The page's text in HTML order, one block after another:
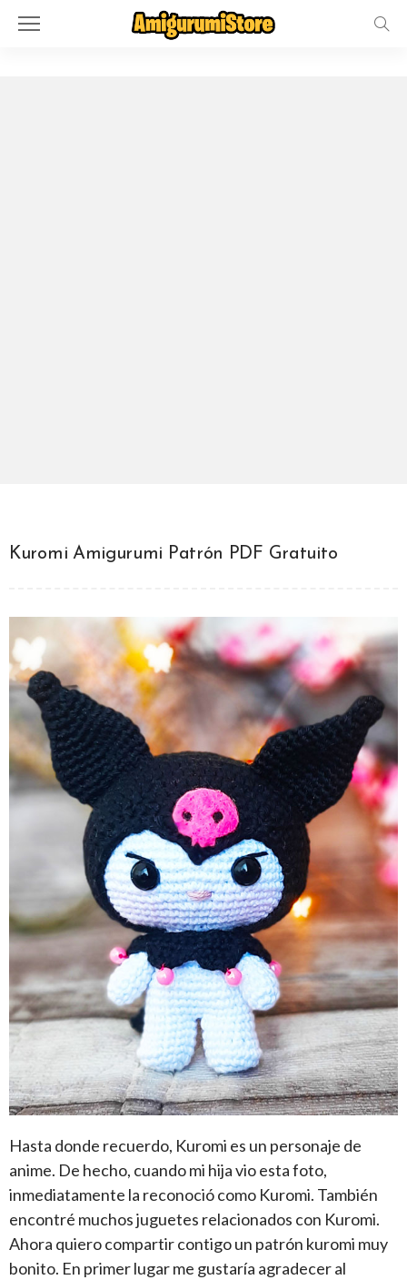
Kuromi Amigurumi Patrón PDF Gratuito
Hasta donde recuerdo, Kuromi es un personaje de
anime. De hecho, cuando mi hija vio esta foto,
inmediatamente la reconoció como Kuromi. También
encontré muchos juguetes relacionados con Kuromi.
Ahora quiero compartir contigo un patrón kuromi muy
bonito. En primer lugar me gustaría agradecer al